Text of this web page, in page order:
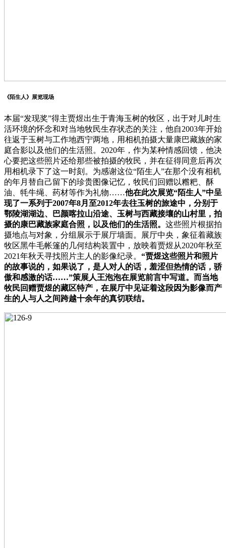
《陌生人》展览现场
本届“发现奖”得主贾煜出生于青海玉树的牧区，出于对儿时生
活环境的怀念和对当地牧民生存状态的关注，他自2003年开始
往返于玉树与工作地西宁两地，用相机拍摄大量康巴藏族的家
庭合影以及他们的生活照。2020年，作为某种情感回馈，他决
心要把这些照片还给那些被拍摄的牧民，并在征得同意后再次
用相机录下了这一时刻。为感谢这位“陌生人”在那个没有相机
的年月替自己留下的珍贵图像记忆，牧民们回赠以糌粑、酥
油、牦牛绳、药材等作为礼物……他在此次展览“陌生人”中呈
现了一系列于2007年8月至2012年去往玉树的旅途中，分别于
鄂陵湖湖边、巴颜喀拉山沿途、玉树与西藏接壤的山村里，拍
摄的康巴藏族家庭合照，以及他们的生活照。 这些照片根据拍
摄地点与对象，分组展示于展厅墙面。展厅中央，象征着藏族
牧区黑牛毛帐篷的几何结构装置中，放映着贾煜从2020年秋至
2021年秋天寻找照片主人的影像纪录。 “贾煜这些照片和照片
的故事说的，如果说了，是人对人的话，羞涩但热情的话，骄
傲和感激的话……”策展人王泡泡在展览前言中写道。而当地
牧民回赠贾煜的藏区特产，在展厅中见证着这段因为影像而产
生的人与人之间跨越十余年的真切联结。